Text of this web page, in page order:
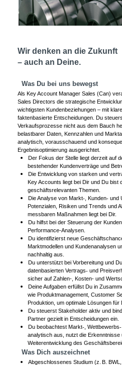
Wir denken an die Zukunft
– auch an Deine.
Was Du bei uns bewegst
Als Key Account Manager Sales (Can)
Sales Directors die strategische
wichtigsten Kundenbeziehungen – mit
faktenbasierte Entscheidungen. Du
Verkaufsprozesse nicht aus dem Bauch
belastbarer Daten, Kennzahlen und
analytisch, vorausschauend und
Ergebnisoptimierung ausgerichtet.
Der Fokus der Stelle liegt derzeit auf
bestehender Kundenverträge und
Die Entwicklung von starken und
Key Accounts liegt bei Dir und Du bist
geschäftsrelevanten Themen.
Die Analyse von Markt‑, Kunden‑und
Potenzialen, Risiken und Trends und
messbaren Maßnahmen liegt bei Dir.
Du hilfst bei der Steuerung der
Performance-Analysen.
Du identifizierst neue
Marktmodellen und Kundenanalysen
nachhaltig aus.
Du unterstützt bei Vorbereitung und
datenbasierten Vertrags‑ und
sicher auf Zahlen-, Kosten- und
Deine Aufgaben erfüllst Du in
wie Produktmanagement, Customer
Produktion, um optimale Lösungen für
Du steuerst Stakeholder aktiv und
Partner gezielt in Entscheidungen ein.
Du beobachtest Markt‑, Wettbewerbs‑
analytisch aus, nutzt die
Weiterentwicklung des
Was Dich auszeichnet
Abgeschlossenes Studium (z. B.